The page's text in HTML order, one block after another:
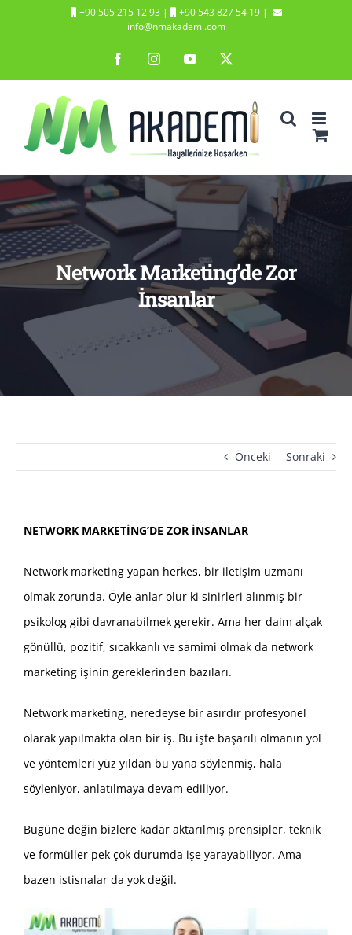
+90 505 215 12 93| +90 543 827 54 19 |
info@nmakademi.com
FacebookInstagramYouTube
Network Marketing’de Zor
İnsanlar
Önceki Sonraki
NETWORK MARKETİNG’DE ZOR İNSANLAR
Network marketing yapan herkes, bir iletişim uzmanı
olmak zorunda. Öyle anlar olur ki sinirleri alınmış bir
psikolog gibi davranabilmek gerekir. Ama her daim alçak
gönüllü, pozitif, sıcakkanlı ve samimi olmak da network
marketing işinin gereklerinden bazıları.
Network marketing, neredeyse bir asırdır profesyonel
olarak yapılmakta olan bir iş. Bu işte başarılı olmanın yol
ve yöntemleri yüz yıldan bu yana söylenmiş, hala
söyleniyor, anlatılmaya devam ediliyor.
Bugüne değin bizlere kadar aktarılmış prensipler, teknik
ve formüller pek çok durumda işe yarayabiliyor. Ama
bazen istisnalar da yok değil.